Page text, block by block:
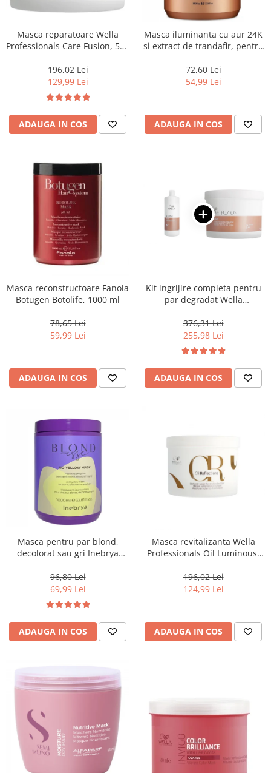
Masca reparatoare Wella
Professionals Care Fusion, 500
196,02 Lei
129,99 Lei
ADAUGA IN COS
Masca iluminanta cu aur 24K
si extract de trandafir, pentru
Oro Therapy, 1000 ml
72,60 Lei
54,99 Lei
ADAUGA IN COS
Masca reconstructoare Fanola
Botugen Botolife, 1000 ml
78,65 Lei
59,99 Lei
ADAUGA IN COS
Kit ingrijire completa pentru
par degradat Wella
Salon Size
376,31 Lei
255,98 Lei
ADAUGA IN COS
Masca pentru par blond,
decolorat sau gri Inebrya
96,80 Lei
69,99 Lei
ADAUGA IN COS
Masca revitalizanta Wella
Professionals Oil Luminous,
196,02 Lei
124,99 Lei
ADAUGA IN COS